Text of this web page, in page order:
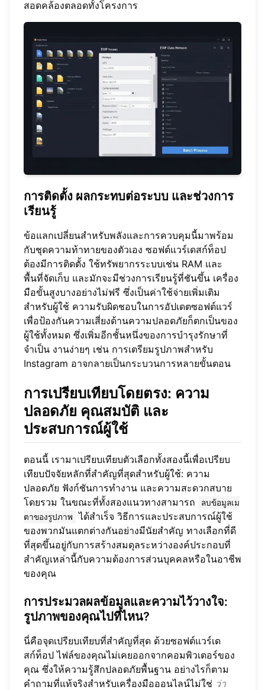
สอดคล้องตลอดทั้งโครงการ
การติดตั้ง ผลกระทบต่อระบบ และช่วงการ
เรียนรู้
ข้อแลกเปลี่ยนสำหรับพลังและการควบคุมนี้มาพร้อม
กับชุดความท้าทายของตัวเอง ซอฟต์แวร์เดสก์ท็อป
ต้องมีการติดตั้ง ใช้ทรัพยากรระบบเช่น RAM และ
พื้นที่จัดเก็บ และมักจะมีช่วงการเรียนรู้ที่ชันขึ้น เครื่อง
มือขั้นสูงบางอย่างไม่ฟรี ซึ่งเป็นค่าใช้จ่ายเพิ่มเติม
สำหรับผู้ใช้ ความรับผิดชอบในการอัปเดตซอฟต์แวร์
เพื่อป้องกันความเสี่ยงด้านความปลอดภัยก็ตกเป็นของ
ผู้ใช้ทั้งหมด ซึ่งเพิ่มอีกชั้นหนึ่งของการบำรุงรักษาที่
จำเป็น งานง่ายๆ เช่น การเตรียมรูปภาพสำหรับ
Instagram อาจกลายเป็นกระบวนการหลายขั้นตอน
การเปรียบเทียบโดยตรง: ความ
ปลอดภัย คุณสมบัติ และ
ประสบการณ์ผู้ใช้
ตอนนี้ เรามาเปรียบเทียบตัวเลือกทั้งสองนี้เพื่อเปรียบ
เทียบปัจจัยหลักที่สำคัญที่สุดสำหรับผู้ใช้: ความ
ปลอดภัย ฟังก์ชันการทำงาน และความสะดวกสบาย
โดยรวม ในขณะที่ทั้งสองแนวทางสามารถ
ลบข้อมูลเม
ตาของรูปภาพ
ได้สำเร็จ วิธีการและประสบการณ์ผู้ใช้
ของพวกมันแตกต่างกันอย่างมีนัยสำคัญ ทางเลือกที่ดี
ที่สุดขึ้นอยู่กับการสร้างสมดุลระหว่างองค์ประกอบที่
สำคัญเหล่านี้กับความต้องการส่วนบุคคลหรือในอาชีพ
ของคุณ
การประมวลผลข้อมูลและความไว้วางใจ:
รูปภาพของคุณไปที่ไหน?
นี่คือจุดเปรียบเทียบที่สำคัญที่สุด ด้วยซอฟต์แวร์เด
สก์ท็อป ไฟล์ของคุณไม่เคยออกจากคอมพิวเตอร์ของ
คุณ ซึ่งให้ความรู้สึกปลอดภัยพื้นฐาน อย่างไรก็ตาม
คำถามที่แท้จริงสำหรับเครื่องมือออนไลน์ไม่ใช่ ว่า